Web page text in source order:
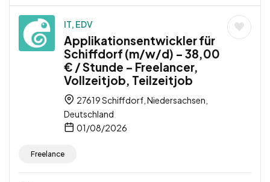
IT, EDV
Applikationsentwickler für
Schiffdorf (m/w/d) – 38,00
€ / Stunde – Freelancer,
Vollzeitjob, Teilzeitjob
27619 Schiffdorf, Niedersachsen,
Deutschland
01/08/2026
Freelance